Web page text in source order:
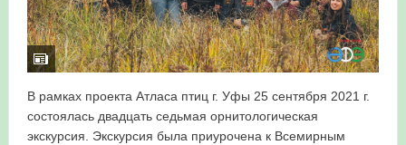
Уралсиба в Уфе в 2026 г.
Участие башкирских орнитологов и бердвотчеров в
проекте «Развитие программы мониторинга
численности птиц в европейской части России»
В рамках проекта Атласа птиц г. Уфы 25 сентября 2021 г.
состоялась двадцать седьмая орнитологическая
экскурсия. Экскурсия была приурочена к Всемирным